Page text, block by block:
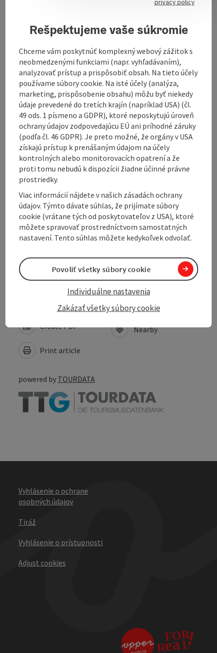
direct from Italy
High Fashion
You can find more informationhere.
Contact
Opening hours
Arrival
Prices
Suitability
Accessibility
Create PDF
Print article
Nearby
powered by TOURDATA
Vyhlásenie o ochrane
osobných údajov
Tiráž
Vyhlásenie o prístupnosti
Adjust cookies
privacy policy
Rešpektujeme vaše súkromie
Chceme vám poskytnúť komplexný webový zážitok s
neobmedzenými funkciami (napr. vyhľadávaním),
analyzovať prístup a prispôsobiť obsah. Na tieto účely
používame súbory cookie. Na isté účely (analýza,
marketing, prispôsobenie obsahu) môžu byť niekedy
údaje prevedené do tretích krajín (napríklad USA) (čl.
49 ods. 1 písmeno a GDPR), ktoré neposkytujú úroveň
ochrany údajov zodpovedajúcu EÚ ani príhodné záruky
(podľa čl. 46 GDPR). Je preto možné, že orgány v USA
získajú prístup k prenášaným údajom na účely
kontrolných alebo monitorovacích opatrení a že
proti tomu nebudú k dispozícii žiadne účinné právne
prostriedky.
Viac informácií nájdete v našich zásadách ochrany
údajov. Týmto dávate súhlas, že prijímate súbory
cookie (vrátane tých od poskytovateľov z USA), ktoré
môžete spravovať prostredníctvom samostatných
nastavení. Tento súhlas môžete kedykoľvek odvolať.
Zakázať všetky súbory cookie
Individuálne nastavenia
Povoliť všetky súbory cookie